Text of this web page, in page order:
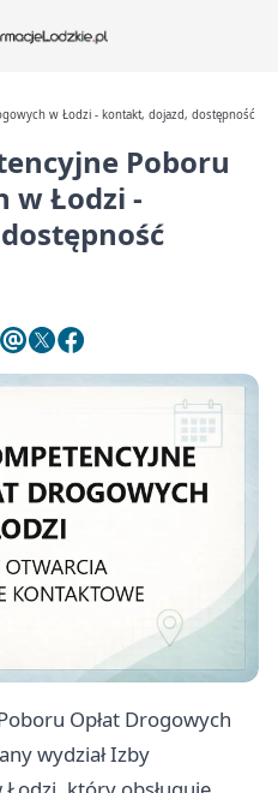
w Łodzi - kontakt, dojazd, dostępność
Poboru
w Łodzi -
Opłat Drogowych
wydział Izby